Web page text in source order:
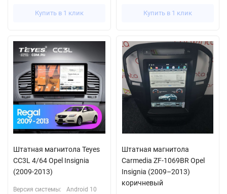
Купить в 1 клик Купить в 1 клик
Штатная магнитола Teyes
CC3L 4/64 Opel Insignia
(2009-2013)
Версия системы: Android 10
Штатная магнитола
Carmedia ZF-1069BR Opel
Insignia (2009–2013)
коричневый